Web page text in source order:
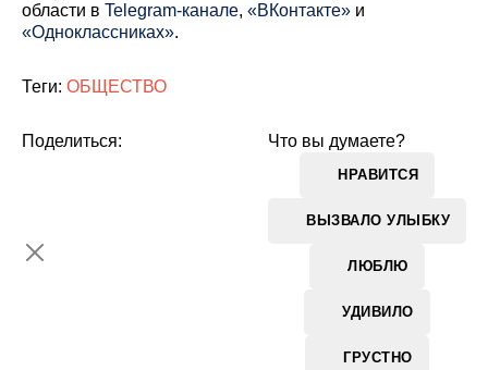
области в Telegram-канале, «ВКонтакте» и
«Одноклассниках».
Теги: ОБЩЕСТВО
Что вы думаете?
НРАВИТСЯ
ВЫЗВАЛО УЛЫБКУ
ЛЮБЛЮ
УДИВИЛО
ГРУСТНО
Поделиться: